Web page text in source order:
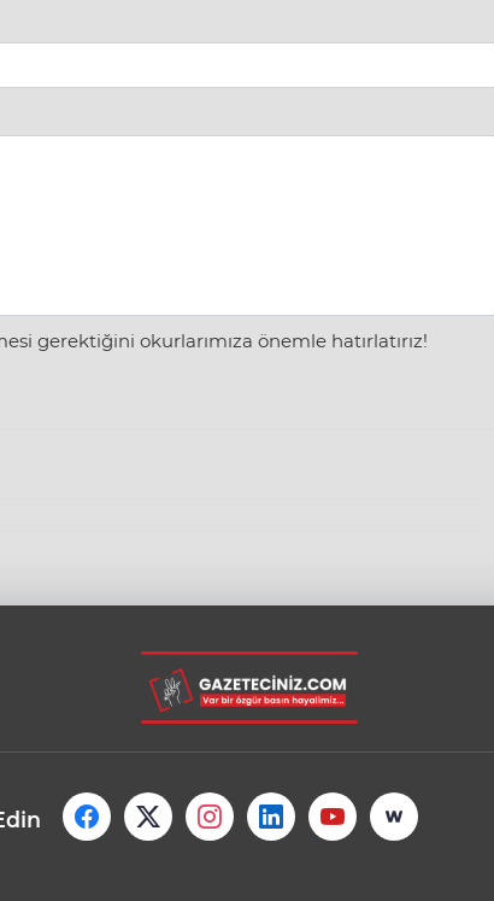
gerektiğini okurlarımıza önemle hatırlatırız!